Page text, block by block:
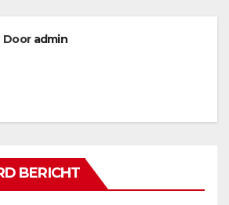
Door admin
BERICHT